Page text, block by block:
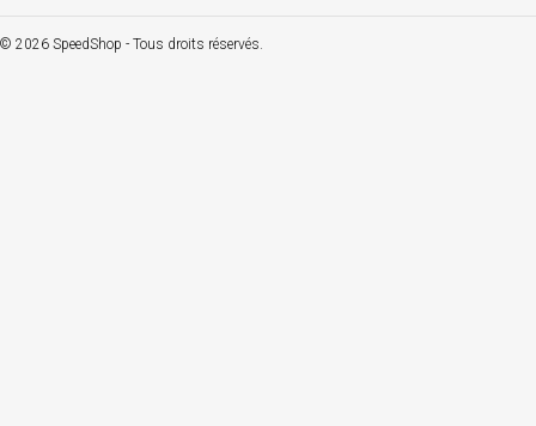
© 2026 SpeedShop - Tous droits réservés.